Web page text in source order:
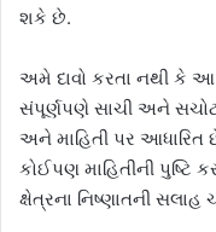
શકે છે.
અમે દાવો કરતા નથી કે
સંપૂર્ણપણે સાચી અને
અને માહિતી પર
કોઈપણ માહિતીની
ક્ષેત્રના નિષ્ણાતની સલાહ